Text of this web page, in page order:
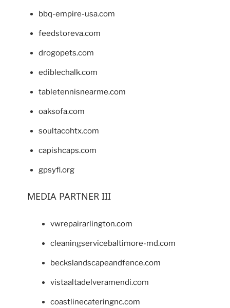
bbq-empire-usa.com
feedstoreva.com
drogopets.com
ediblechalk.com
tabletennisnearme.com
oaksofa.com
soultacohtx.com
capishcaps.com
gpsyfl.org
MEDIA PARTNER III
vwrepairarlington.com
cleaningservicebaltimore-md.com
beckslandscapeandfence.com
vistaaltadelveramendi.com
coastlinecateringnc.com